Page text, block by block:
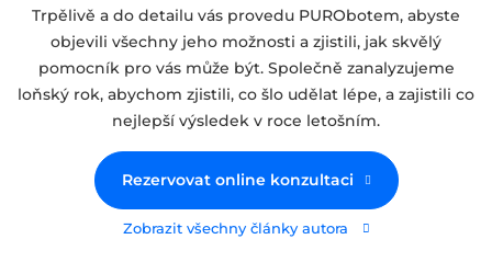
Trpělivě a do detailu vás provedu PURObotem, abyste
objevili všechny jeho možnosti a zjistili, jak skvělý
pomocník pro vás může být. Společně zanalyzujeme
loňský rok, abychom zjistili, co šlo udělat lépe, a zajistili co
nejlepší výsledek v roce letošním.
Rezervovat online konzultaci
Zobrazit všechny články autora